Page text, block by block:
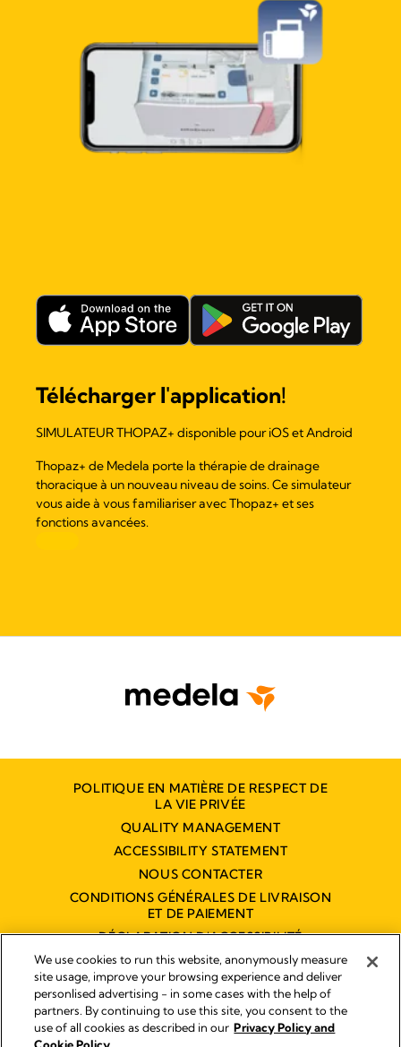
Télécharger l'application!
SIMULATEUR THOPAZ+ disponible pour iOS et Android
Thopaz+ de Medela porte la thérapie de drainage
thoracique à un nouveau niveau de soins. Ce simulateur
vous aide à vous familiariser avec Thopaz+ et ses
fonctions avancées.
POLITIQUE EN MATIÈRE DE RESPECT DE
LA VIE PRIVÉE
QUALITY MANAGEMENT
ACCESSIBILITY STATEMENT
NOUS CONTACTER
CONDITIONS GÉNÉRALES DE LIVRAISON
ET DE PAIEMENT
DÉCLARATION D'ACCESSIBILITÉ
NUMÉRIQUE
Empreinte
Legal Notice
We use cookies to run this website, anonymously measure
site usage, improve your browsing experience and deliver
personlised advertising - in some cases with the help of
partners. By continuing to use this site, you consent to the
use of all cookies as described in our Privacy Policy and